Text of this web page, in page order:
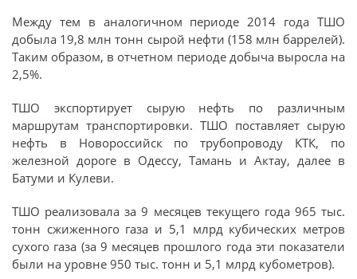
Между тем в аналогичном периоде 2014 года ТШО
добыла 19,8 млн тонн сырой нефти (158 млн баррелей).
Таким образом, в отчетном периоде добыча выросла на
2,5%.
ТШО экспортирует сырую нефть по различным
маршрутам транспортировки. ТШО поставляет сырую
нефть в Новороссийск по трубопроводу КТК, по
железной дороге в Одессу, Тамань и Актау, далее в
Батуми и Кулеви.
ТШО реализовала за 9 месяцев текущего года 965 тыс.
тонн сжиженного газа и 5,1 млрд кубических метров
сухого газа (за 9 месяцев прошлого года эти показатели
были на уровне 950 тыс. тонн и 5,1 млрд кубометров).